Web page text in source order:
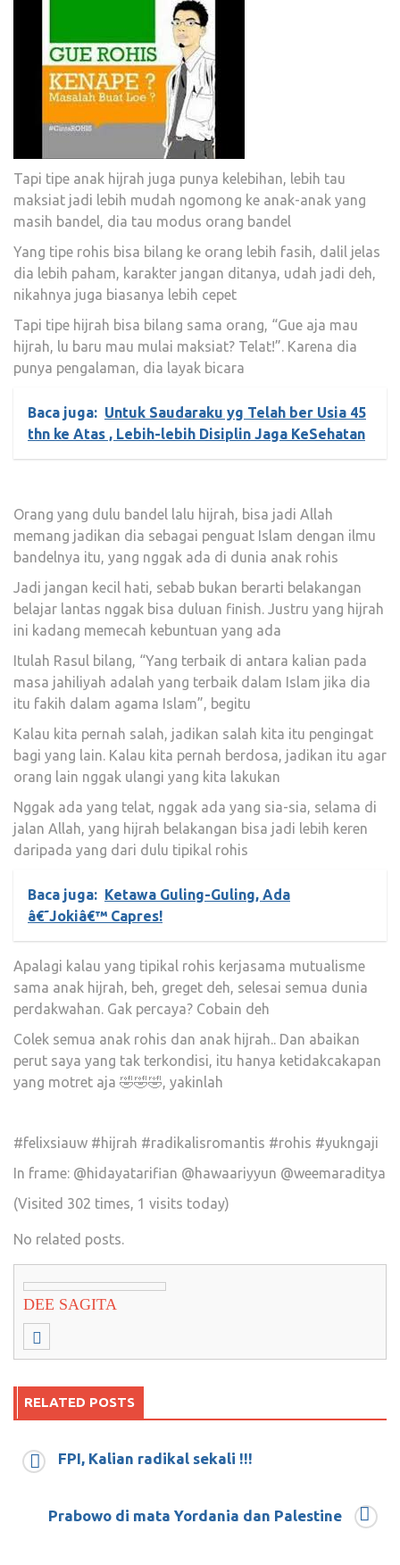
Tapi tipe anak hijrah juga punya kelebihan, lebih tau
maksiat jadi lebih mudah ngomong ke anak-anak yang
masih bandel, dia tau modus orang bandel
Yang tipe rohis bisa bilang ke orang lebih fasih, dalil jelas
dia lebih paham, karakter jangan ditanya, udah jadi deh,
nikahnya juga biasanya lebih cepet
Tapi tipe hijrah bisa bilang sama orang, “Gue aja mau
hijrah, lu baru mau mulai maksiat? Telat!”. Karena dia
punya pengalaman, dia layak bicara
Baca juga: Untuk Saudaraku yg Telah ber Usia 45
thn ke Atas , Lebih-lebih Disiplin Jaga KeSehatan
Orang yang dulu bandel lalu hijrah, bisa jadi Allah
memang jadikan dia sebagai penguat Islam dengan ilmu
bandelnya itu, yang nggak ada di dunia anak rohis
Jadi jangan kecil hati, sebab bukan berarti belakangan
belajar lantas nggak bisa duluan finish. Justru yang hijrah
ini kadang memecah kebuntuan yang ada
Itulah Rasul bilang, “Yang terbaik di antara kalian pada
masa jahiliyah adalah yang terbaik dalam Islam jika dia
itu fakih dalam agama Islam”, begitu
Kalau kita pernah salah, jadikan salah kita itu pengingat
bagi yang lain. Kalau kita pernah berdosa, jadikan itu agar
orang lain nggak ulangi yang kita lakukan
Nggak ada yang telat, nggak ada yang sia-sia, selama di
jalan Allah, yang hijrah belakangan bisa jadi lebih keren
daripada yang dari dulu tipikal rohis
Baca juga:
Ketawa Guling-Guling, Ada
â€˜Jokiâ€™ Capres!
Apalagi kalau yang tipikal rohis kerjasama mutualisme
sama anak hijrah, beh, greget deh, selesai semua dunia
perdakwahan. Gak percaya? Cobain deh
Colek semua anak rohis dan anak hijrah.. Dan abaikan
perut saya yang tak terkondisi, itu hanya ketidakcakapan
yang motret aja 🤣🤣🤣, yakinlah
#felixsiauw #hijrah #radikalisromantis #rohis #yukngaji
In frame: @hidayatarifian @hawaariyyun @weemaraditya
(Visited 302 times, 1 visits today)
No related posts.
DEE SAGITA
RELATED POSTS
Memberi sesuatu kepada orang lain itu ada
diutarakan dengan kata-kata
FPI, Kalian radikal sekali !!!
Prabowo di mata Yordania dan Palestine